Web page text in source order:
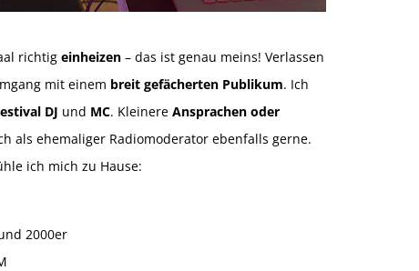
richtig einheizen – das ist genau meins! Verlassen
mit einem breit gefächerten Publikum. Ich
DJ und MC. Kleinere Ansprachen oder
als ehemaliger Radiomoderator ebenfalls gerne.
ich mich zu Hause:
2000er